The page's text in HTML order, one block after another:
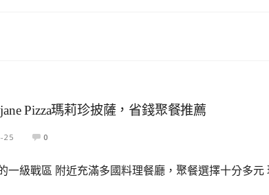
Pizza瑪莉珍披薩，省錢聚餐推薦
25 0
一級戰區 附近充滿多國料理餐廳，聚餐選擇十分多